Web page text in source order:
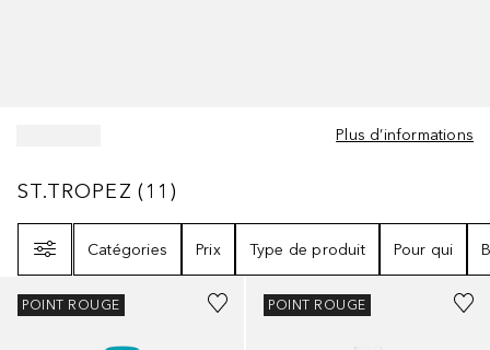
Plus d’informations
ST.TROPEZ 11
ST.TROPEZ (11 )
Catégories
Prix Type de produit Pour qui
POINT ROUGE POINT ROUGE